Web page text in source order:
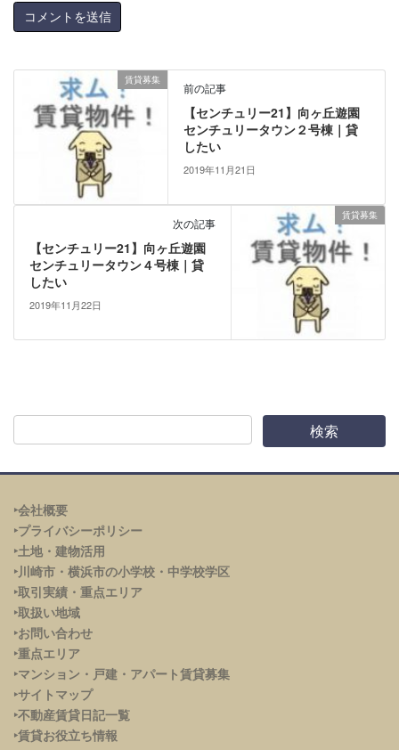
賃貸募集
前の記事
【センチュリー21】向ヶ丘遊園
センチュリータウン２号棟｜貸
したい
2019年11月21日
賃貸募集
次の記事
【センチュリー21】向ヶ丘遊園
センチュリータウン４号棟｜貸
したい
2019年11月22日
‣会社概要
‣プライバシーポリシー
‣土地・建物活用
‣川崎市・横浜市の小学校・中学校学区
‣取引実績・重点エリア
‣取扱い地域
‣お問い合わせ
‣重点エリア
‣マンション・戸建・アパート賃貸募集
‣サイトマップ
‣不動産賃貸日記一覧
‣賃貸お役立ち情報